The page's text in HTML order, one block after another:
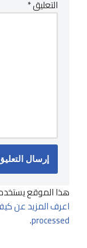
التعليق*
هذا الموقع
اعرف المزيد عن
processed
.